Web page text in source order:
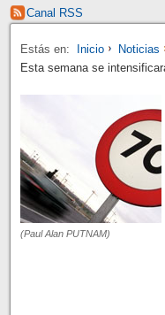
Canal RSS
Estás en: Inicio Noticias
Esta semana se
(Paul Alan PUTNAM)